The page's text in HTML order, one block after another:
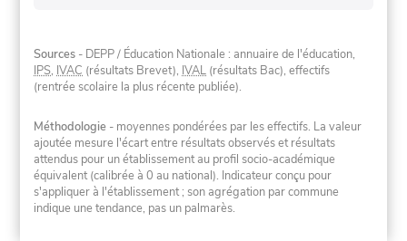
Sources - DEPP / Éducation Nationale : annuaire de l'éducation,
IPS, IVAC (résultats Brevet), IVAL (résultats Bac), effectifs
(rentrée scolaire la plus récente publiée).
Méthodologie - moyennes pondérées par les effectifs. La valeur
ajoutée mesure l'écart entre résultats observés et résultats
attendus pour un établissement au profil socio-académique
équivalent (calibrée à 0 au national). Indicateur conçu pour
s'appliquer à l'établissement ; son agrégation par commune
indique une tendance, pas un palmarès.